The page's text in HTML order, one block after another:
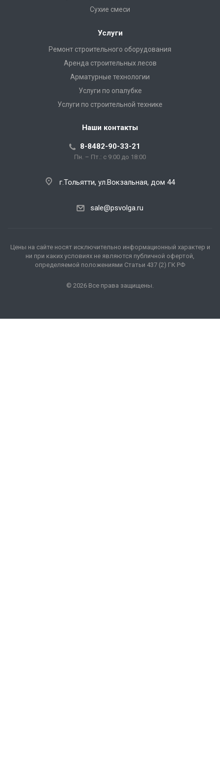
Сухие смеси
Услуги
Ремонт строительного оборудования
Аренда строительных лесов
Арматурные технологии
Услуги по опалубке
Услуги по строительной технике
Наши контакты
8-8482-90-33-21
Пн. – Пт.: с 9:00 до 18:00
г.Тольятти, ул.Вокзальная, дом 44
sale@psvolga.ru
Цены на сайте носят исключительно информационный характер и
ни при каких условиях не являются публичной офертой,
определяемой положениями Статьи 437 (2) ГК РФ
© 2026 Все права защищены.